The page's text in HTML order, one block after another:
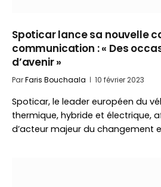
Spoticar lance sa nouvelle
communication : « Des
d’avenir »
ParFaris Bouchaala 10 février 2023
Spoticar, le leader européen du
thermique, hybride et électrique,
d’acteur majeur du changement